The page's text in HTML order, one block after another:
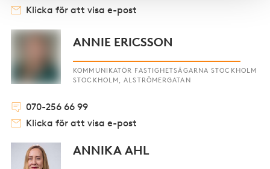
Klicka för att visa e-post
ANNIE ERICSSON
KOMMUNIKATÖR FASTIGHETSÄGARNA STOCKHOLM
STOCKHOLM, ALSTRÖMERGATAN
070-256 66 99
Klicka för att visa e-post
ANNIKA AHL